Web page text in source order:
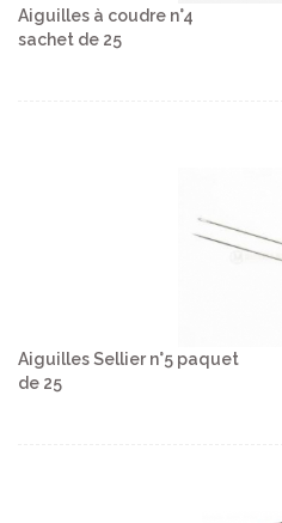
Aiguilles à coudre n°4
sachet de 25
Aiguilles Sellier n°5 paquet
de 25